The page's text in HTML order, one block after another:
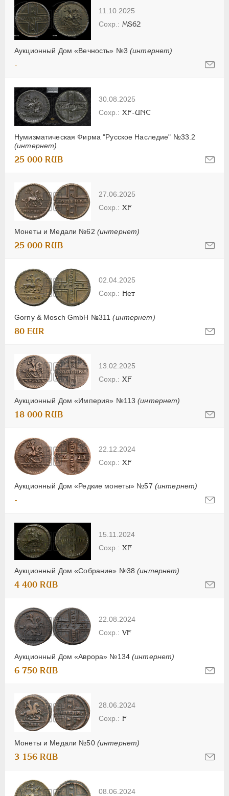
11.10.2025
Аукционный Дом «Вечность» №3(интернет)
MS62
-
30.08.2025
Нумизматическая Фирма "Русское Наследие" №33.2
(интернет)
XF-UNC
25 000 RUB
27.06.2025
Монеты и Медали №62 (интернет)
XF
25 000 RUB
02.04.2025
Gorny & Mosch GmbH №311(интернет)
Нет
80 EUR
13.02.2025
Аукционный Дом «Империя» №113(интернет)
XF
18 000 RUB
22.12.2024
Аукционный Дом «Редкие монеты» №57 (интернет)
XF
-
15.11.2024
Аукционный Дом «Собрание» №38(интернет)
XF
4 400 RUB
22.08.2024
Аукционный Дом «Аврора» №134(интернет)
VF
6 750 RUB
28.06.2024
Монеты и Медали №50 (интернет)
F
3 156 RUB
08.06.2024